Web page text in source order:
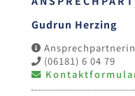
Gudrun Herzing
(06181) 6 04 79